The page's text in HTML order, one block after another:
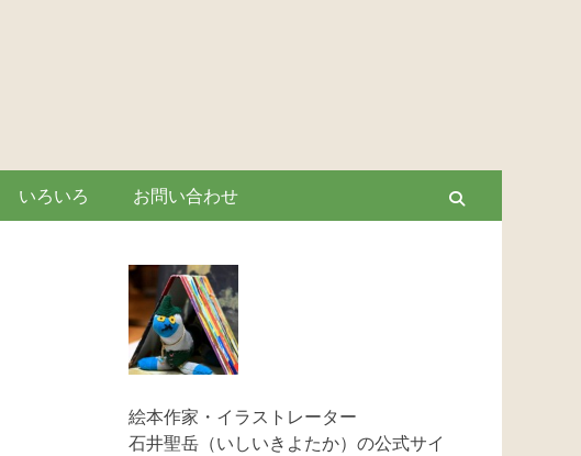
いろいろ お問い合わせ
絵本作家・イラストレーター
石井聖岳（いしいきよたか）の公式サイ